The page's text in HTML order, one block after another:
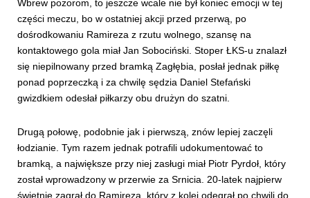
Wbrew pozorom, to jeszcze wcale nie był koniec emocji w tej
części meczu, bo w ostatniej akcji przed przerwą, po
dośrodkowaniu Ramireza z rzutu wolnego, szansę na
kontaktowego gola miał Jan Sobociński. Stoper ŁKS-u znalazł
się niepilnowany przed bramką Zagłębia, posłał jednak piłkę
ponad poprzeczką i za chwilę sędzia Daniel Stefański
gwizdkiem odesłał piłkarzy obu drużyn do szatni.
Drugą połowę, podobnie jak i pierwszą, znów lepiej zaczęli
łodzianie. Tym razem jednak potrafili udokumentować to
bramką, a największe przy niej zasługi miał Piotr Pyrdoł, który
został wprowadzony w przerwie za Srnicia. 20-latek najpierw
świetnie zagrał do Ramireza, który z kolei odegrał po chwili do